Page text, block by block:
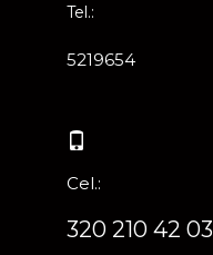
Tel.:
5219654
Cel.:
320 210 42 03